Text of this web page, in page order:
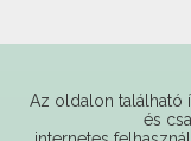
Az oldalon található
és